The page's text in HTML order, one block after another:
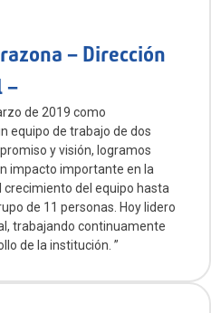
– Dirección
–
de 2019 como
equipo de trabajo de dos
y visión, logramos
impacto importante en la
del equipo hasta
de 11 personas. Hoy lidero
trabajando continuamente
de la institución. ”